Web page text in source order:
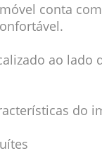
conta
ao lado
do